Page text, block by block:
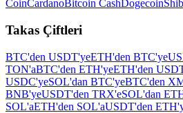
CoinCardanoBitcoin CashDogecoin
Takas Çiftleri
BTC'den USDT'yeETH'den BTC'ye
TON'aBTC'den ETH'yeETH'den
USDC'yeSOL'dan BTC'yeBTC'den
BNB'yeUSDT'den TRX'eSOL'dan
SOL'aETH'den SOL'aUSDT'den